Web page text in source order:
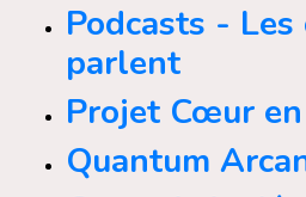
Podcasts -
parlent
Projet Cœur
Quantum